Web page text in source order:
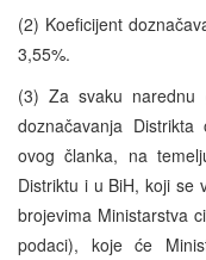
(2) Koeficijent
3,55%.
(3) Za svaku narednu
doznačavanja
ovog članka, na
Distriktu i u BiH, koji se
brojevima Ministarstva
podaci), koje će